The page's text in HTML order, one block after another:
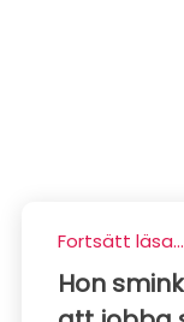
Fortsätt läsa...
Hon